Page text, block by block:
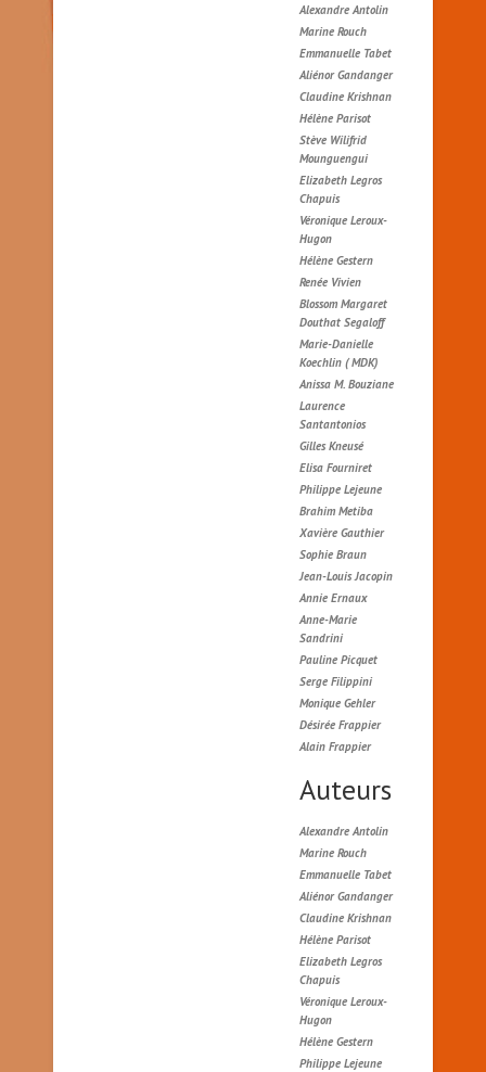
Alexandre Antolin
Marine Rouch
Emmanuelle Tabet
Aliénor Gandanger
Claudine Krishnan
Hélène Parisot
Stève Wilifrid
Mounguengui
Elizabeth Legros
Chapuis
Véronique Leroux-
Hugon
Hélène Gestern
Renée Vivien
Blossom Margaret
Douthat Segaloff
Marie-Danielle
Koechlin ( MDK)
Anissa M. Bouziane
Laurence
Santantonios
Gilles Kneusé
Elisa Fourniret
Philippe Lejeune
Brahim Metiba
Xavière Gauthier
Sophie Braun
Jean-Louis Jacopin
Annie Ernaux
Anne-Marie
Sandrini
Pauline Picquet
Serge Filippini
Monique Gehler
Désirée Frappier
Alain Frappier
Auteurs
Alexandre Antolin
Marine Rouch
Emmanuelle Tabet
Aliénor Gandanger
Claudine Krishnan
Hélène Parisot
Elizabeth Legros
Chapuis
Véronique Leroux-
Hugon
Hélène Gestern
Philippe Lejeune